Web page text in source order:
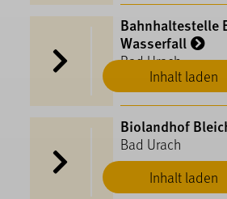
Inhalt laden
Bahnhaltestelle
Wasserfall
Bad Urach
Inhalt laden
Biolandhof
Bad Urach